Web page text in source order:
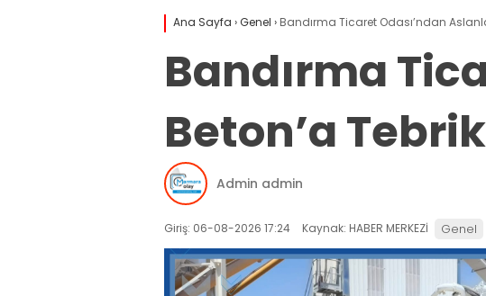
Ana Sayfa ›Genel › Bandırma Ticaret Odası’ndan
Bandırma
Beton’a
Admin admin
Giriş: 06-08-2026 17:24 Kaynak: HABER MERKEZİ Genel